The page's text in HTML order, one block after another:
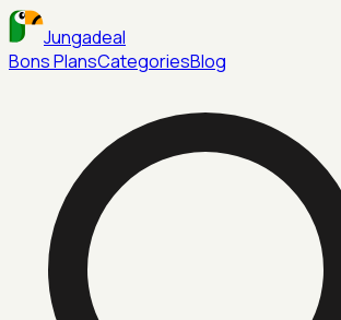
Jungadeal
Bons PlansCategoriesBlog